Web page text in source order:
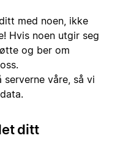
med noen, ikke
Hvis noen utgir seg
og ber om
våre, så vi
ditt